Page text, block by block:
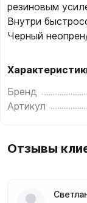
резиновым
Внутри
Черный
Бренд
Артикул
Отзывы